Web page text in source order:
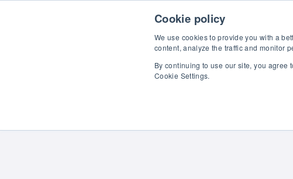
Cookie policy
We use cookies to provide you with a
content, analyze the traffic and monitor
By continuing to use our site, you agree
Cookie Settings.
Produkte